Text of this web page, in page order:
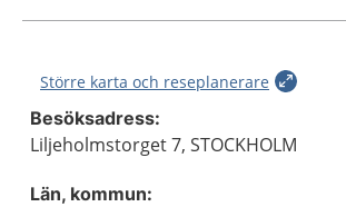
Större karta och reseplanerare
Besöksadress:
Liljeholmstorget 7, STOCKHOLM
Län, kommun: